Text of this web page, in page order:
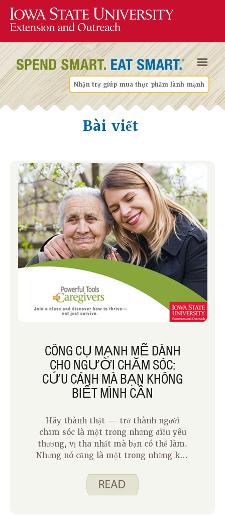
Nhận trợ giúp mua thực phẩm lành mạnh
Bài viết
CÔNG CỤ MẠNH MẼ DÀNH
CHO NGƯỜI CHĂM SÓC:
CỨU CÁNH MÀ BẠN KHÔNG
BIẾT MÌNH CẦN
Hãy thành thật — trở thành người
chăm sóc là một trong những điều yêu
thương, vị tha nhất mà bạn có thể làm.
Nhưng nó cũng là một trong những khó
cha mẹ, vợ/chồng, con cái, bạn bè hay
hàng xóm, tổn thất về tinh thần và thể